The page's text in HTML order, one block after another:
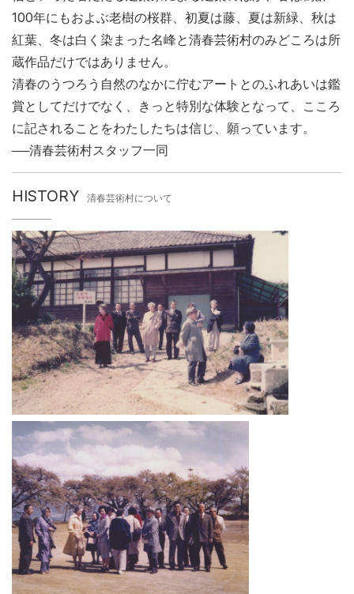
100年にもおよぶ老樹の桜群、初夏は藤、夏は新緑、秋は
紅葉、冬は白く染まった名峰と清春芸術村のみどころは所
蔵作品だけではありません。
清春のうつろう自然のなかに佇むアートとのふれあいは鑑
賞としてだけでなく、きっと特別な体験となって、こころ
に記されることをわたしたちは信じ、願っています。
──清春芸術村スタッフ一同
HISTORY 清春芸術村について